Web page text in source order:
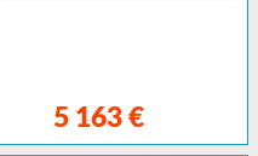
5 163 €